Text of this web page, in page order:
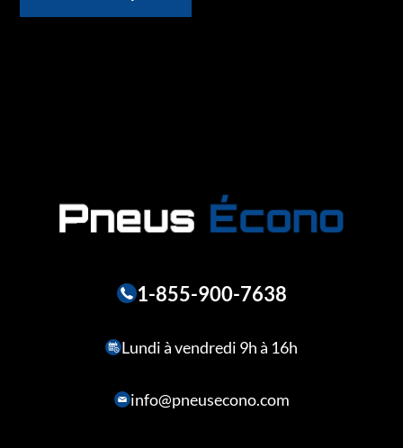
1-855-900-7638
Lundi à vendredi 9h à 16h
info@pneusecono.com